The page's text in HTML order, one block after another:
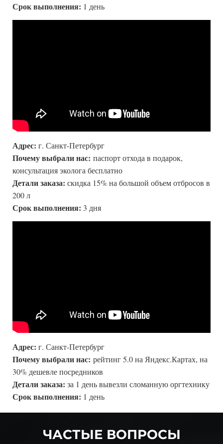
Срок выполнения: 1 день
Адрес: г. Санкт-Петербург
Почему выбрали нас: паспорт отхода в подарок,
консультация эколога бесплатно
Детали заказа: скидка 15% на большой объем отбросов в
200 л
Срок выполнения: 3 дня
Адрес: г. Санкт-Петербург
Почему выбрали нас: рейтинг 5.0 на Яндекс.Картах, на
30% дешевле посредников
Детали заказа: за 1 день вывезли сломанную оргтехнику
Срок выполнения: 1 день
ЧАСТЫЕ ВОПРОСЫ